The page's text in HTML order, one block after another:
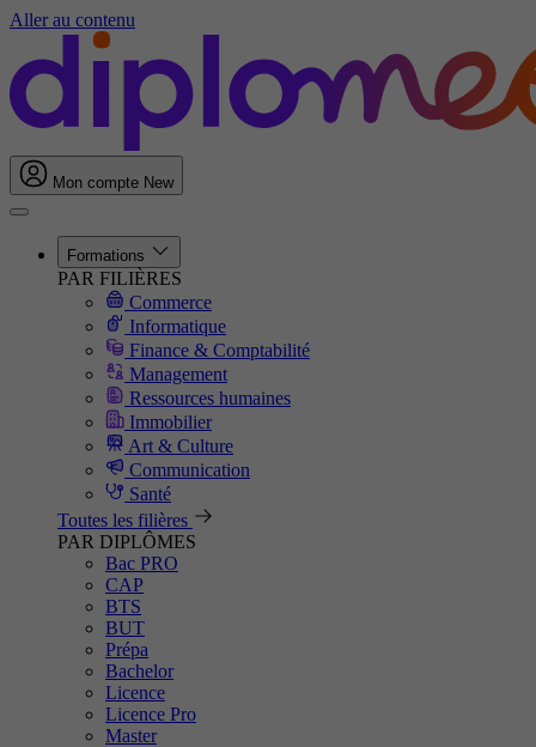
Aller au contenu
Mon compte New
Formations
PAR FILIÈRES
Commerce
Informatique
Finance & Comptabilité
Management
Ressources humaines
Immobilier
Art & Culture
Communication
Santé
Toutes les filières
PAR DIPLÔMES
Bac PRO
CAP
BTS
BUT
Prépa
Bachelor
Licence
Licence Pro
Master